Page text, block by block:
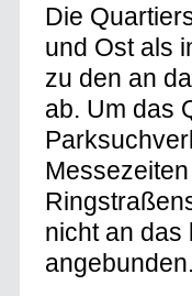
Die
und Ost als
zu den an
ab. Um das
nicht an das